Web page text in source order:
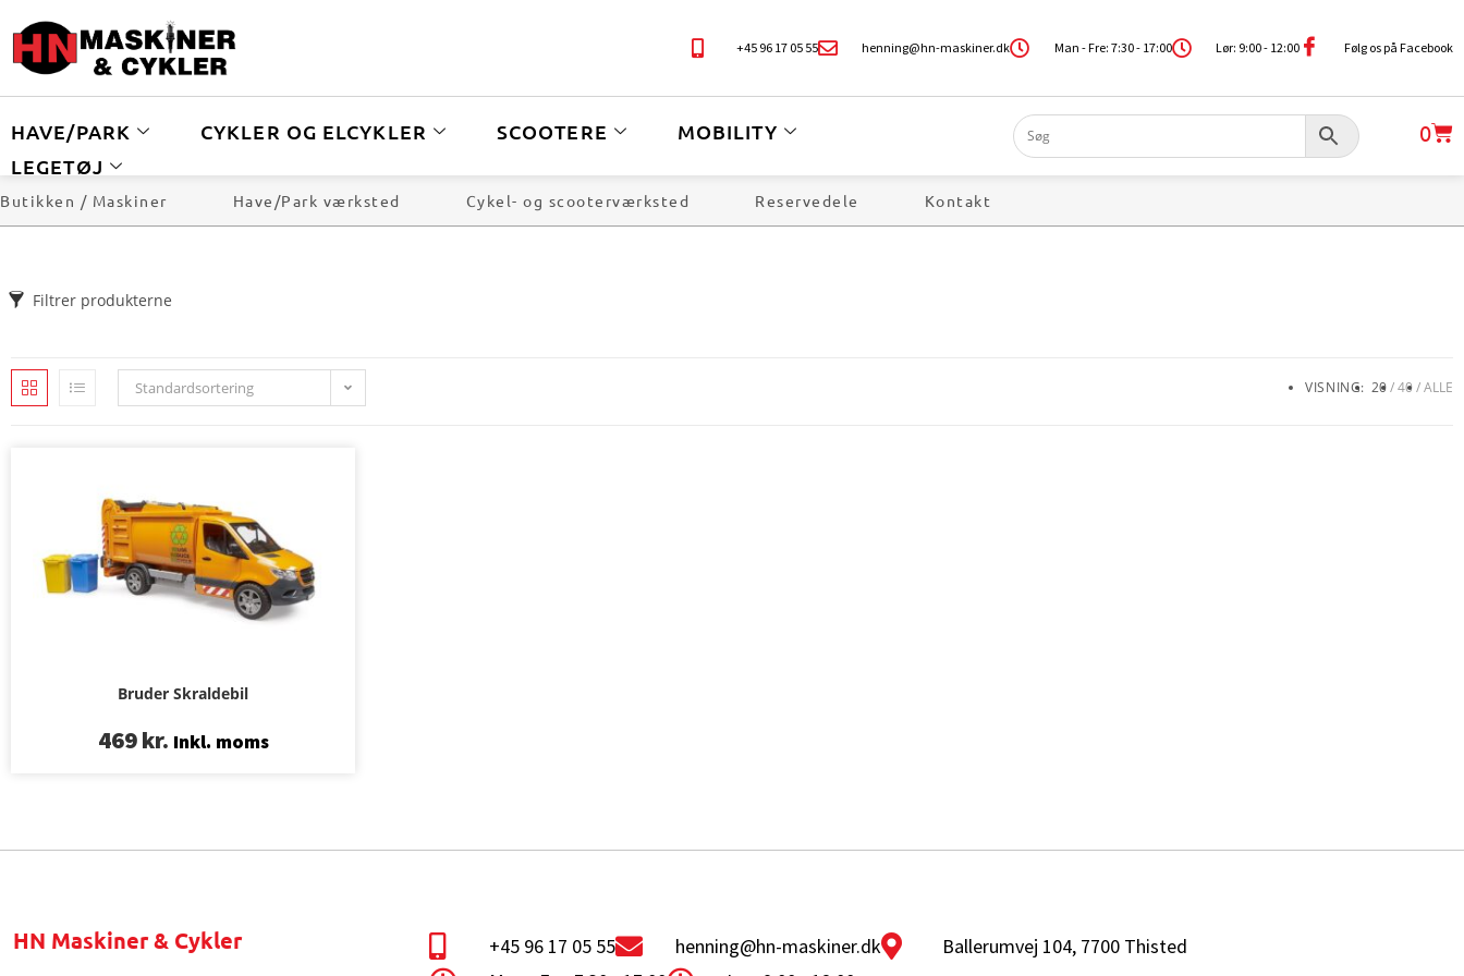
+45 96 17 05 55 henning@hn-maskiner.dk Man - Fre: 7:30 - 17:00 Lør: 9:00 - 12:00 Følg os på Facebook
HAVE/PARK CYKLER OG ELCYKLER SCOOTERE
MOBILITY
LEGETØJ
0
Butikken / Maskiner Have/Park værksted Cykel- og scooterværksted Reservedele Kontakt
Filtrer produkterne
Standardsortering VISNING: 20 40 ALLE
Bruder Skraldebil
469kr. Inkl. moms
HN Maskiner & Cykler +45 96 17 05 55 henning@hn-maskiner.dk
Ballerumvej 104, 7700 Thisted